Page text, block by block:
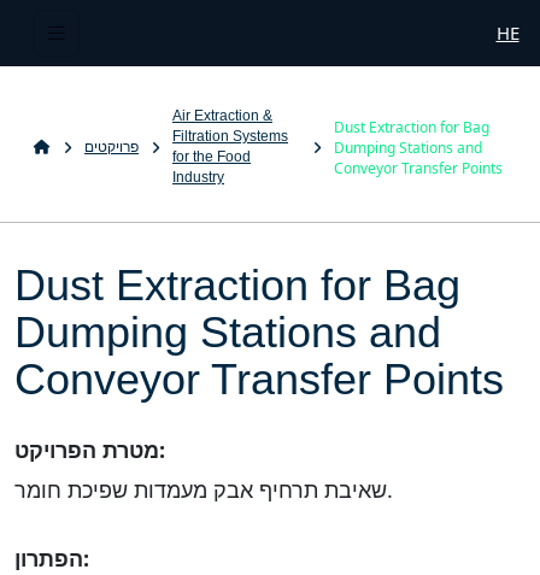
HE
פרויקטים
Air Extraction &
Filtration Systems
for the Food
Industry
Dust Extraction for Bag
Dumping Stations and
Conveyor Transfer Points
Dust Extraction for Bag
Dumping Stations and
Conveyor Transfer Points
מטרת הפרויקט:
שאיבת תרחיף אבק מעמדות שפיכת חומר.
הפתרון: